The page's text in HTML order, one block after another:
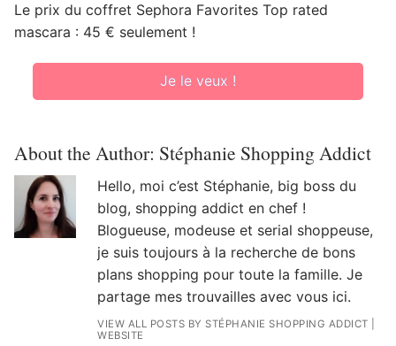
Le prix du coffret Sephora Favorites Top rated
mascara : 45 € seulement !
Je le veux !
About the Author: Stéphanie Shopping Addict
Hello, moi c’est Stéphanie, big boss du
blog, shopping addict en chef !
Blogueuse, modeuse et serial shoppeuse,
je suis toujours à la recherche de bons
plans shopping pour toute la famille. Je
partage mes trouvailles avec vous ici.
VIEW ALL POSTS BY STÉPHANIE SHOPPING ADDICT
WEBSITE